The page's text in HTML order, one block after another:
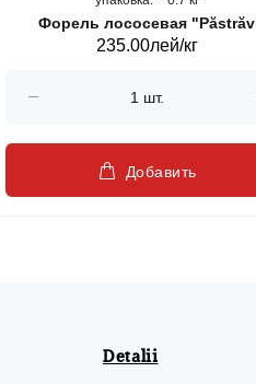
Форель лососевая "Păstrăv
Moldovenesc"
235.00лей/кг
Добавить
Detalii